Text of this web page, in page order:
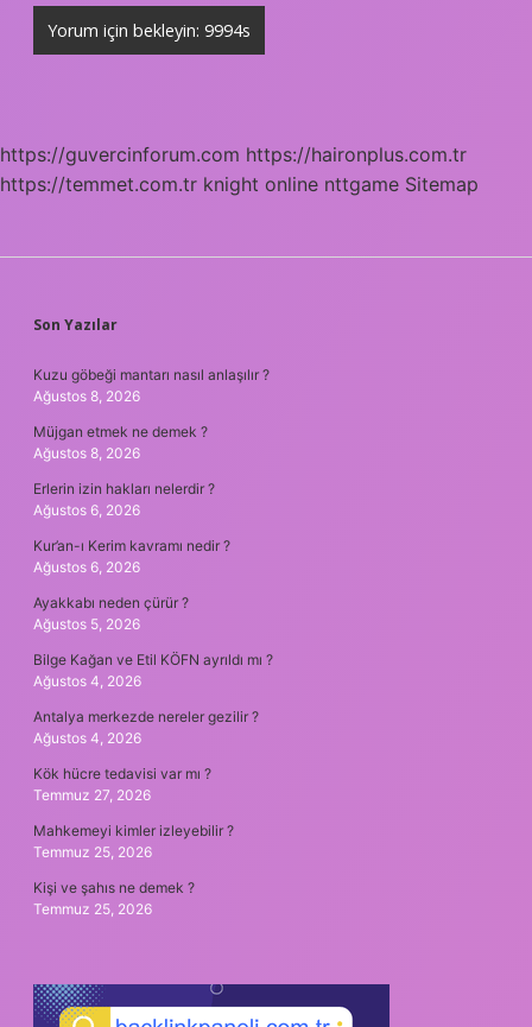
https://guvercinforum.com https://haironplus.com.tr
https://temmet.com.tr knight online nttgame Sitemap
SIDEBAR
Son Yazılar
Kuzu göbeği mantarı nasıl anlaşılır ?
Ağustos 8, 2026
Müjgan etmek ne demek ?
Ağustos 8, 2026
Erlerin izin hakları nelerdir ?
Ağustos 6, 2026
Kur’an-ı Kerim kavramı nedir ?
Ağustos 6, 2026
Ayakkabı neden çürür ?
Ağustos 5, 2026
Bilge Kağan ve Etil KÖFN ayrıldı mı ?
Ağustos 4, 2026
Antalya merkezde nereler gezilir ?
Ağustos 4, 2026
Kök hücre tedavisi var mı ?
Temmuz 27, 2026
Mahkemeyi kimler izleyebilir ?
Temmuz 25, 2026
Kişi ve şahıs ne demek ?
Temmuz 25, 2026